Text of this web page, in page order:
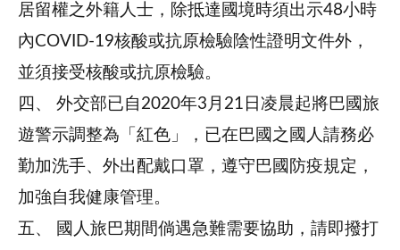
居留權之外籍人士，除抵達國境時須出示48小時
內COVID-19核酸或抗原檢驗陰性證明文件外，
並須接受核酸或抗原檢驗。
四、
外交部已自2020年3月21日凌晨起將巴國旅
遊警示調整為「紅色」，已在巴國之國人請務必
勤加洗手、外出配戴口罩，遵守巴國防疫規定，
加強自我健康管理。
五、
國人旅巴期間倘遇急難需要協助，請即撥打